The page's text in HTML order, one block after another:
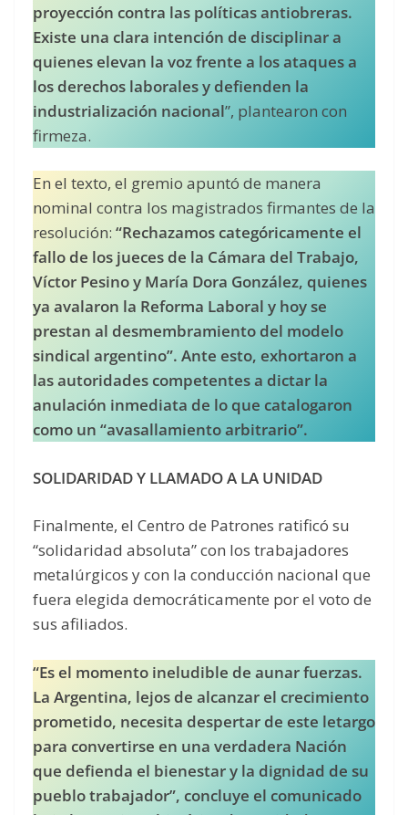
proyección contra las políticas antiobreras.
Existe una clara intención de disciplinar a
quienes elevan la voz frente a los ataques a
los derechos laborales y defienden la
industrialización nacional”, plantearon con
firmeza.
En el texto, el gremio apuntó de manera
nominal contra los magistrados firmantes de la
resolución: “Rechazamos categóricamente el
fallo de los jueces de la Cámara del Trabajo,
Víctor Pesino y María Dora González, quienes
ya avalaron la Reforma Laboral y hoy se
prestan al desmembramiento del modelo
sindical argentino”. Ante esto, exhortaron a
las autoridades competentes a dictar la
anulación inmediata de lo que catalogaron
como un “avasallamiento arbitrario”.
SOLIDARIDAD Y LLAMADO A LA UNIDAD
Finalmente, el Centro de Patrones ratificó su
“solidaridad absoluta” con los trabajadores
metalúrgicos y con la conducción nacional que
fuera elegida democráticamente por el voto de
sus afiliados.
“Es el momento ineludible de aunar fuerzas.
La Argentina, lejos de alcanzar el crecimiento
prometido, necesita despertar de este letargo
para convertirse en una verdadera Nación
que defienda el bienestar y la dignidad de su
pueblo trabajador”, concluye el comunicado